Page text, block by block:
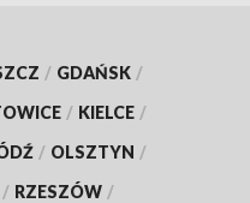
/ GDAŃSK /
/ KIELCE /
/ OLSZTYN /
/ RZESZÓW /